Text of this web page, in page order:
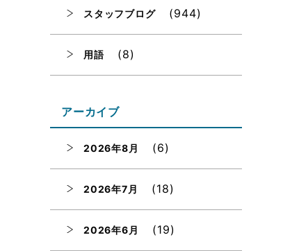
スタッフブログ (944)
用語 (8)
アーカイブ
2026年8月 (6)
2026年7月 (18)
2026年6月 (19)